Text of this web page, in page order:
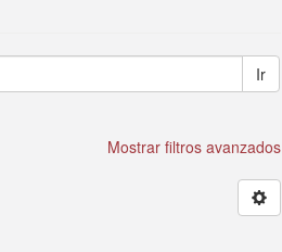
Ir
Mostrar filtros avanzados